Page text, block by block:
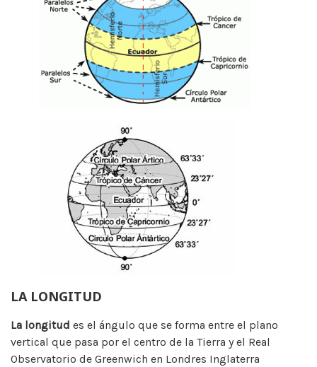
LA LONGITUD
La longitud es el ángulo que se forma entre el plano
vertical que pasa por el centro de la Tierra y el Real
Observatorio de Greenwich en Londres Inglaterra